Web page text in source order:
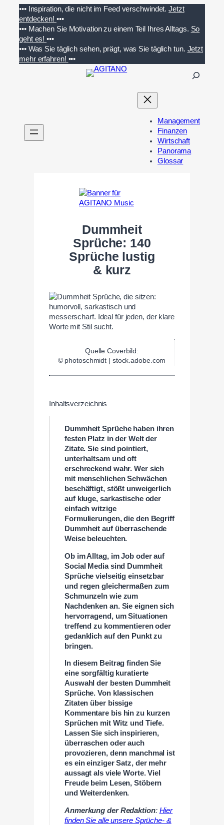
Inhalt
springen
••• Inspiration, die nicht im Feed verschwindet. Jetzt
entdecken! •••
••• Machen Sie Motivation zu einem Teil Ihres Alltags. So
geht es!•••
••• Was Sie täglich sehen, prägt, was Sie täglich tun. Jetzt
mehr erfahren! •••
n
Management
Finanzen
Wirtschaft
Panorama
Glossar
Dummheit
Sprüche: 140
Sprüche lustig
& kurz
Quelle Coverbild:
© photoschmidt | stock.adobe.com
Inhaltsverzeichnis
Dummheit Sprüche haben ihren
festen Platz in der Welt der
Zitate. Sie sind pointiert,
unterhaltsam und oft
erschreckend wahr. Wer sich
mit menschlichen Schwächen
beschäftigt, stößt unweigerlich
auf kluge, sarkastische oder
einfach witzige
Formulierungen, die den Begriff
Dummheit auf überraschende
Weise beleuchten.
Ob im Alltag, im Job oder auf
Social Media sind Dummheit
Sprüche vielseitig einsetzbar
und regen gleichermaßen zum
Schmunzeln wie zum
Nachdenken an. Sie eignen sich
hervorragend, um Situationen
treffend zu kommentieren oder
gedanklich auf den Punkt zu
bringen.
In diesem Beitrag finden Sie
eine sorgfältig kuratierte
Auswahl der besten Dummheit
Sprüche. Von klassischen
Zitaten über bissige
Kommentare bis hin zu kurzen
Sprüchen mit Witz und Tiefe.
Lassen Sie sich inspirieren,
überraschen oder auch
provozieren, denn manchmal ist
es ein einziger Satz, der mehr
aussagt als viele Worte. Viel
Freude beim Lesen, Stöbern
und Weiterdenken.
Anmerkung der Redaktion: Hier
finden Sie alle unsere Sprüche- &